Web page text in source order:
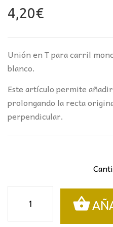
4,20€
Unión en T para carril
blanco.
Este artículo permite
prolongando la recta
perpendicular.
T